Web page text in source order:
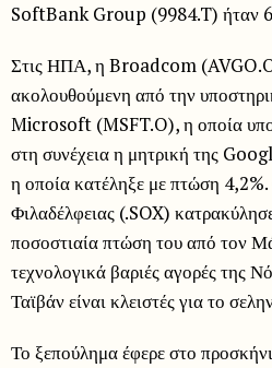
SoftBank Group (9984.T) ήταν
Στις ΗΠΑ, η Broadcom
ακολουθούμενη από την
Microsoft (MSFT.O), η οποία
στη συνέχεια η μητρική της
η οποία κατέληξε με πτώση
Φιλαδέλφειας (.SOX)
ποσοστιαία πτώση του από τον
τεχνολογικά βαριές αγορές της
Ταϊβάν είναι κλειστές για το
Το ξεπούλημα έφερε στο